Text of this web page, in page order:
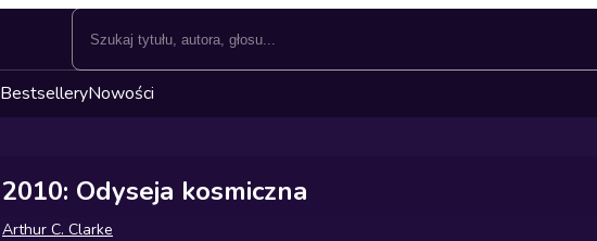
BestselleryNowości
2010: Odyseja kosmiczna
Arthur C. Clarke